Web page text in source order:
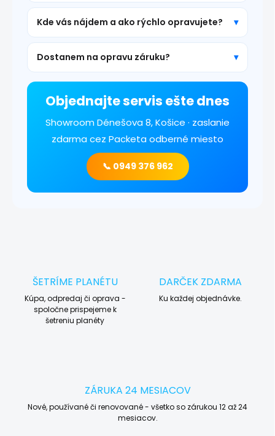
Kde vás nájdem a ako rýchlo opravujete?
Dostanem na opravu záruku?
Objednajte servis ešte dnes
Showroom Dénešova 8, Košice · zaslanie
zdarma cez Packeta odberné miesto
📞 0949 376 962
ŠETRÍME PLANÉTU
Kúpa, odpredaj či oprava -
spoločne prispejeme k
šetreniu planéty
DARČEK ZDARMA
Ku každej objednávke.
ZÁRUKA 24 MESIACOV
Nové, používané či renovované - všetko so zárukou 12 až 24
mesiacov.